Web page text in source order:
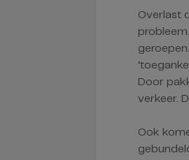
Overlast
Door
verkeer.
Ook